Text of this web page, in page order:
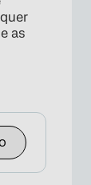
as